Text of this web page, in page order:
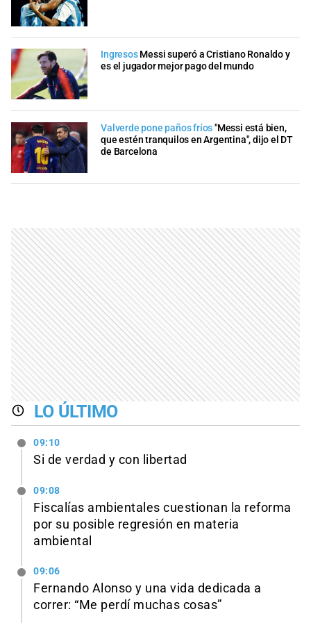
Ingresos Messi superó a Cristiano Ronaldo y
es el jugador mejor pago del mundo
Valverde pone paños fríos"Messi está bien,
que estén tranquilos en Argentina", dijo el DT
de Barcelona
LO ÚLTIMO
09:10
Si de verdad y con libertad
09:08
Fiscalías ambientales cuestionan la reforma
por su posible regresión en materia
ambiental
09:06
Fernando Alonso y una vida dedicada a
correr: “Me perdí muchas cosas”